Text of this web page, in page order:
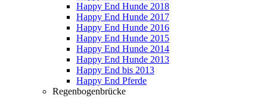
Happy End Hunde 2018
Happy End Hunde 2017
Happy End Hunde 2016
Happy End Hunde 2015
Happy End Hunde 2014
Happy End Hunde 2013
Happy End bis 2013
Happy End Pferde
Regenbogenbrücke